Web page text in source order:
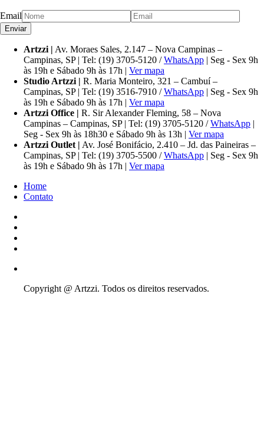
Email
Artzzi | Av. Moraes Sales, 2.147 – Nova Campinas –
Campinas, SP | Tel: (19) 3705-5120 /WhatsApp | Seg - Sex 9h
às 19h e Sábado 9h às 17h | Ver mapa
Studio Artzzi | R. Maria Monteiro, 321 – Cambuí –
Campinas, SP | Tel: (19) 3516-7910 /WhatsApp | Seg - Sex 9h
às 19h e Sábado 9h às 17h | Ver mapa
Artzzi Office | R. Sir Alexander Fleming, 58 – Nova
Campinas – Campinas, SP | Tel: (19) 3705-5120 /WhatsApp |
Seg - Sex 9h às 18h30 e Sábado 9h às 13h | Ver mapa
Artzzi Outlet | Av. José Bonifácio, 2.410 – Jd. das Paineiras –
Campinas, SP | Tel: (19) 3705-5500 /WhatsApp | Seg - Sex 9h
às 19h e Sábado 9h às 17h | Ver mapa
Home
Contato
Copyright @ Artzzi. Todos os direitos reservados.